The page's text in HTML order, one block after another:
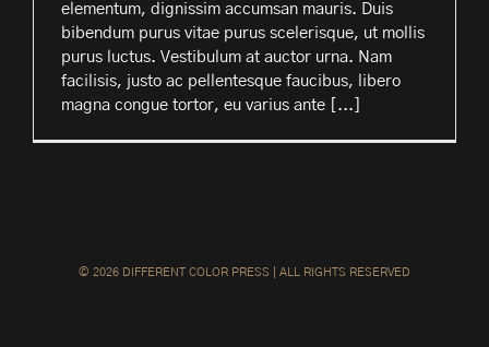
elementum, dignissim accumsan mauris. Duis
bibendum purus vitae purus scelerisque, ut mollis
purus luctus. Vestibulum at auctor urna. Nam
facilisis, justo ac pellentesque faucibus, libero
magna congue tortor, eu varius ante [...]
© 2026 DIFFERENT COLOR PRESS | ALL RIGHTS RESERVED